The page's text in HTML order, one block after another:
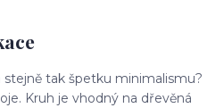
stejně tak špetku minimalismu?
Kruh je vhodný na dřevěná